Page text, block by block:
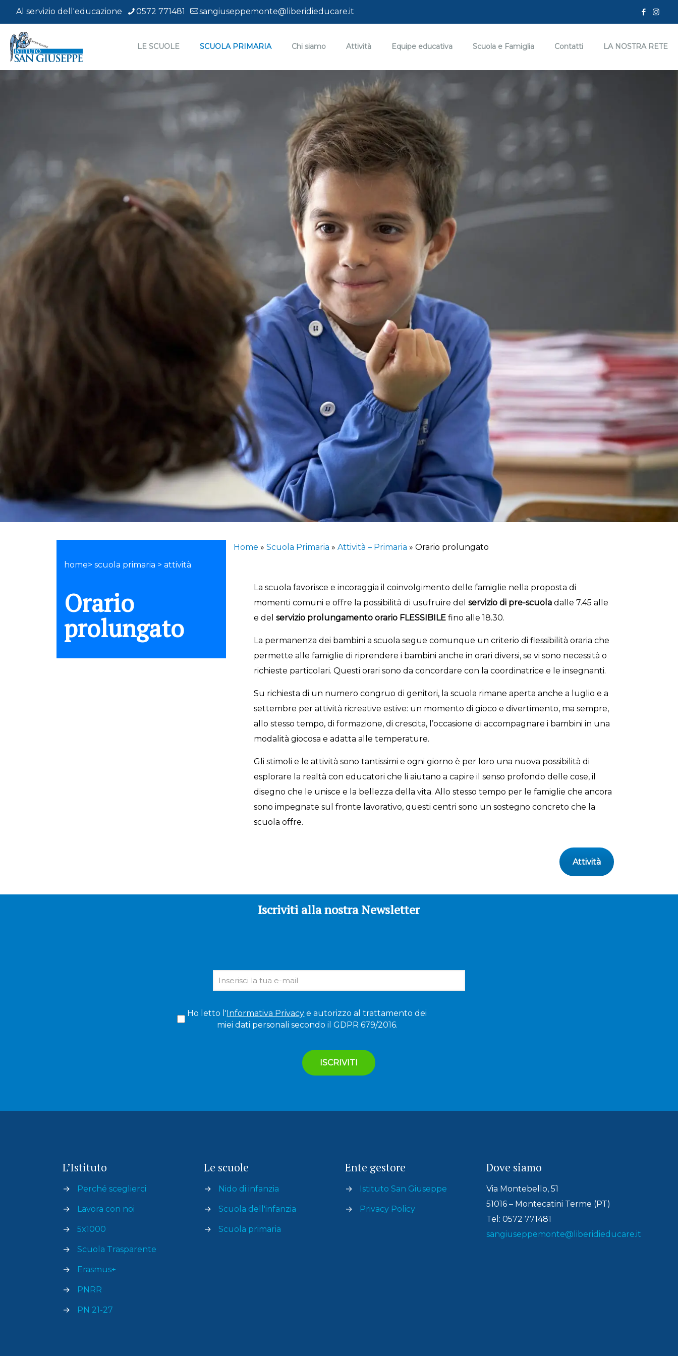
Al servizio dell'educazione 0572 771481 sangiuseppemonte@liberidieducare.it
LE SCUOLE SCUOLA PRIMARIA Chi siamo Attività Equipe educativa Scuola e Famiglia Contatti LA NOSTRA RETE
home> scuola primaria > attività
Orario
prolungato
Home » Scuola Primaria » Attività – Primaria » Orario prolungato
La scuola favorisce e incoraggia il coinvolgimento delle famiglie nella proposta di
momenti comuni e offre la possibilità di usufruire del servizio di pre-scuoladalle 7.45 alle
e del servizio prolungamento orario FLESSIBILEfino alle 18.30.
La permanenza dei bambini a scuola segue comunque un criterio di flessibilità oraria che
permette alle famiglie di riprendere i bambini anche in orari diversi, se vi sono necessità o
richieste particolari. Questi orari sono da concordare con la coordinatrice e le insegnanti.
Su richiesta di un numero congruo di genitori, la scuola rimane aperta anche a luglio e a
settembre per attività ricreative estive: un momento di gioco e divertimento, ma sempre,
allo stesso tempo, di formazione, di crescita, l’occasione di accompagnare i bambini in una
modalità giocosa e adatta alle temperature.
Gli stimoli e le attività sono tantissimi e ogni giorno è per loro una nuova possibilità di
esplorare la realtà con educatori che li aiutano a capire il senso profondo delle cose, il
disegno che le unisce e la bellezza della vita. Allo stesso tempo per le famiglie che ancora
sono impegnate sul fronte lavorativo, questi centri sono un sostegno concreto che la
scuola offre.
Attività
Iscriviti alla nostra Newsletter
Ho letto l'Informativa Privacy e autorizzo al trattamento dei
miei dati personali secondo il GDPR 679/2016.
L’Istituto
→ Perché sceglierci
→ Lavora con noi
→ 5x1000
→ Scuola Trasparente
→ Erasmus+
→ PNRR
→ PN 21-27
Le scuole
→ Nido di infanzia
→ Scuola dell'infanzia
→ Scuola primaria
Ente gestore
→ Istituto San Giuseppe
→ Privacy Policy
Dove siamo
Via Montebello, 51
51016 – Montecatini Terme (PT)
Tel: 0572 771481
sangiuseppemonte@liberidieducare.it